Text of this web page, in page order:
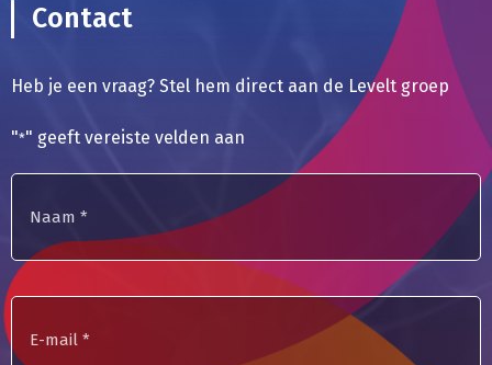
Contact
Heb je een vraag? Stel hem direct aan de Levelt groep
"*" geeft vereiste velden aan
mailadres